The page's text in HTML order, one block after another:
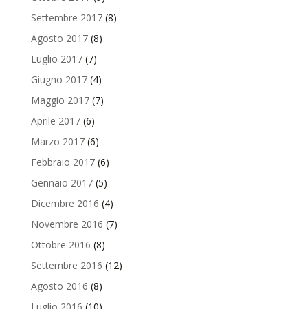
Settembre 2017(8)
Agosto 2017(8)
Luglio 2017(7)
Giugno 2017(4)
Maggio 2017(7)
Aprile 2017(6)
Marzo 2017(6)
Febbraio 2017(6)
Gennaio 2017(5)
Dicembre 2016 (4)
Novembre 2016 (7)
Ottobre 2016 (8)
Settembre 2016 (12)
Agosto 2016 (8)
Luglio 2016 (10)